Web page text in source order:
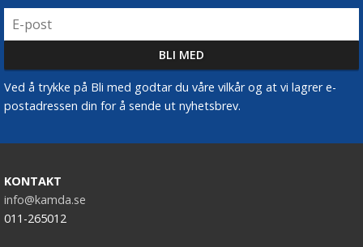
Ved å trykke på Bli med godtar du våre vilkår og at vi lagrer e-
postadressen din for å sende ut nyhetsbrev.
KONTAKT
info@kamda.se
011-265012